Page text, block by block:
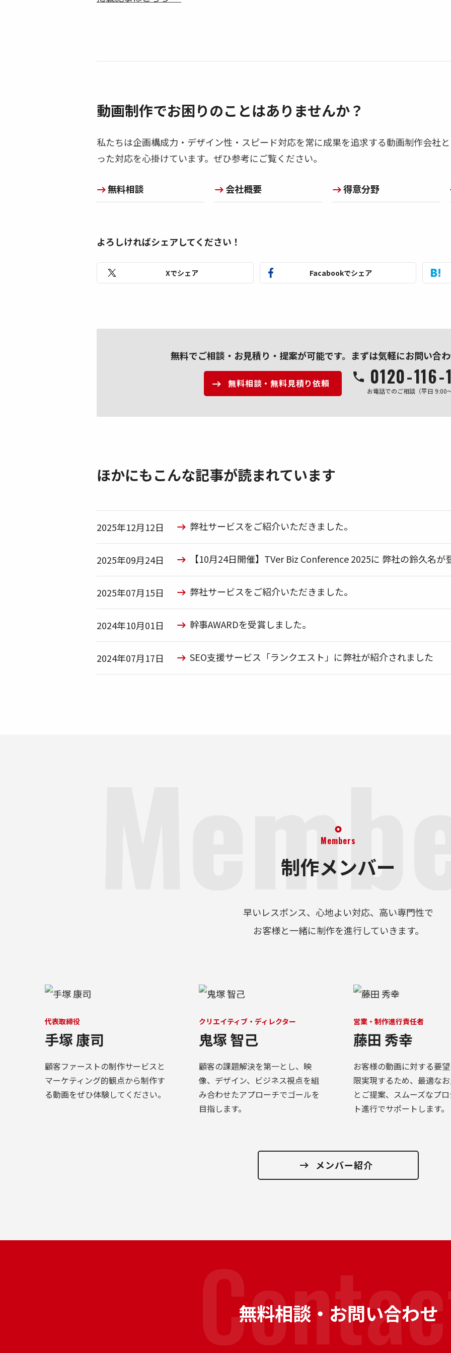
動画制作でお困りのことはありませんか？
私たちは企画構成力・デザイン性・スピード対応を常に成果を追求する動画制作会社
った対応を心掛けています。ぜひ参考にご覧ください。
無料相談 会社概要 得意分野
よろしければシェアしてください！
Xでシェア Facabookでシェア
無料でご相談・お見積り・提案が可能です。 まずは気軽にお問い合わ
無料相談・無料見積り依頼 0120-116-
お電話でのご相談（平日 9:00
ほかにもこんな記事が読まれています
2025年12月12日 弊社サービスをご紹介いただきました。
2025年09月24日 【10月24日開催】TVer Biz Conference 2025に 弊社の鈴久名が
2025年07月15日 弊社サービスをご紹介いただきました。
2024年10月01日 幹事AWARDを受賞しました。
2024年07月17日 SEO支援サービス「ランクエスト」に弊社が紹介されました
Members
制作メンバー
早いレスポンス、心地よい対応、高い専門性で
お客様と一緒に制作を進行していきます。
代表取締役
手塚 康司
顧客ファーストの制作サービスと
マーケティング的観点から制作す
る動画をぜひ体験してください。
クリエイティブ・ディレクター
鬼塚 智己
顧客の課題解決を第一とし、映
像、デザイン、ビジネス視点を組
み合わせたアプローチでゴールを
目指します。
営業・制作進行責任者
藤田 秀幸
お客様の動画に対する要
限実現するため、最適な
とご提案、スムーズなプ
ト進行でサポートします。
メンバー紹介
無料相談・お問い合わせ